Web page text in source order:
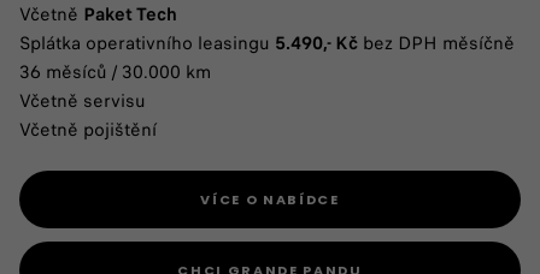
Včetně Paket Tech
Splátka operativního leasingu 5.490,- Kč bez DPH měsíčně
36 měsíců / 30.000 km
Včetně servisu
Včetně pojištění
VÍCE O NABÍDCE
CHCI GRANDE PANDU